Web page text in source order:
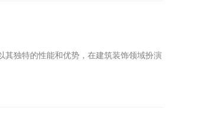
其独特的性能和优势，在建筑装饰领域扮演